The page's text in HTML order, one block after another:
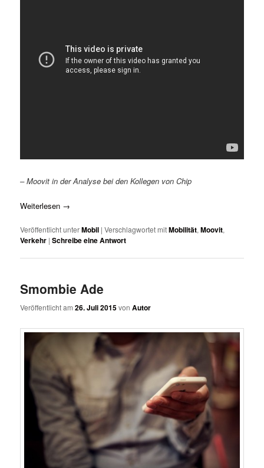
– Moovit in der Analyse bei den Kollegen von Chip
Weiterlesen →
Veröffentlicht unterMobil |Verschlagwortet mitMobilität,Moovit,
Verkehr |Schreibe eine Antwort
Smombie Ade
Veröffentlicht am26. Juli 2015vonAutor